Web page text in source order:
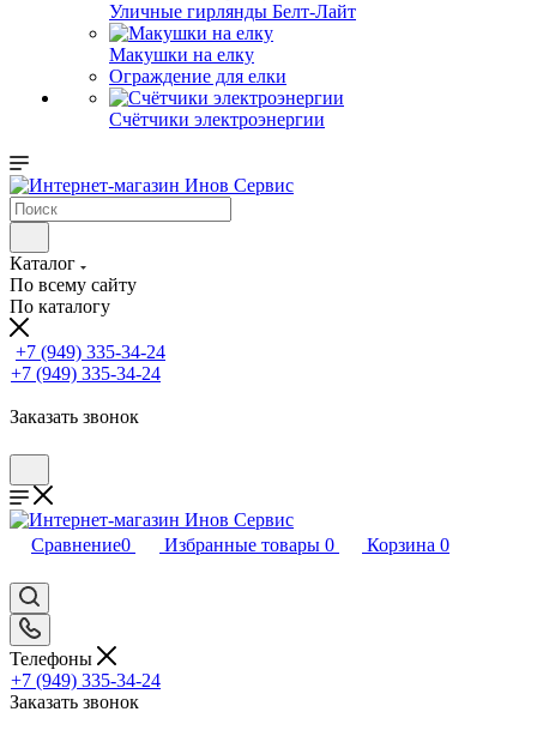
Уличные гирлянды Белт-Лайт
Макушки на елку
Ограждение для елки
Счётчики электроэнергии
Каталог
По всему сайту
По каталогу
+7 (949) 335-34-24
+7 (949) 335-34-24
Заказать звонок
Сравнение0 Избранные товары 0 Корзина 0
Телефоны
+7 (949) 335-34-24
Заказать звонок